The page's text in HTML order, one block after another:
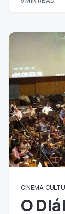
CINEMA
O